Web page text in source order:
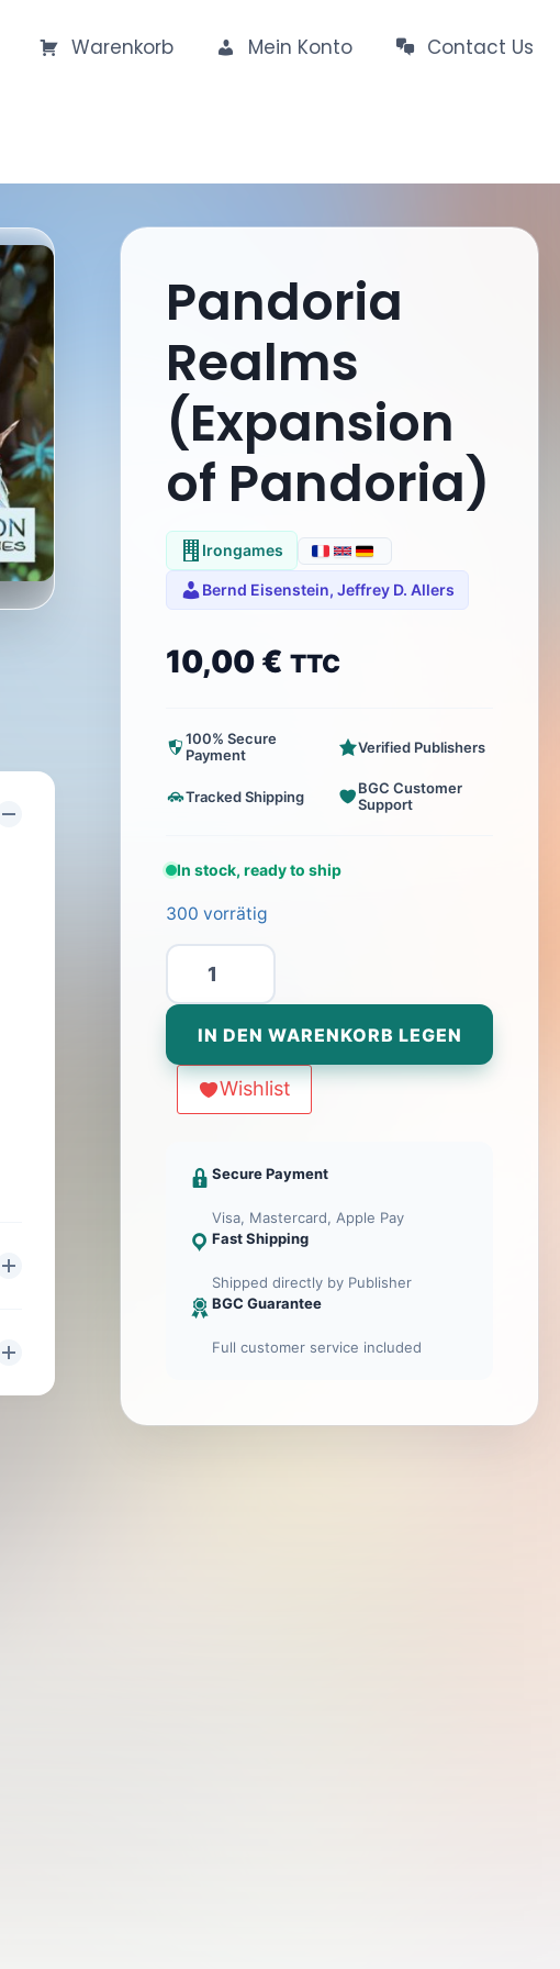
Warenkorb Mein Konto Contact Us
Pandoria
Realms
(Expansion
of Pandoria)
Irongames
Bernd Eisenstein, Jeffrey D. Allers
10,00 € TTC
100% Secure
Payment
Verified Publishers
Tracked Shipping
BGC Customer
Support
In stock, ready to ship
300 vorrätig
Pandoria
Realms
(Expansion
Pandoria)
Menge
IN DEN WARENKORB LEGEN
Wishlist
Secure Payment
Visa, Mastercard, Apple Pay
Fast Shipping
Shipped directly by Publisher
BGC Guarantee
Full customer service included